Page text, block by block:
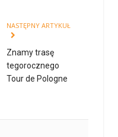
NASTĘPNY ARTYKUŁ
Znamy trasę
tegorocznego
Tour de Pologne